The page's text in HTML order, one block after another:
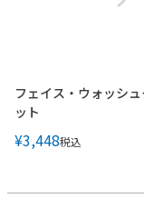
フェイス・ウォッシ
ット
¥3,448税込